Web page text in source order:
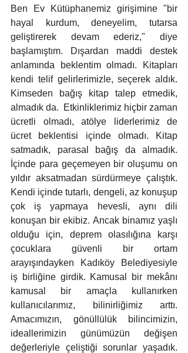
Ben Ev Kütüphanemiz girişimine "bir
hayal kurdum, deneyelim, tutarsa
geliştirerek devam ederiz," diye
başlamıştım. Dışardan maddi destek
anlamında beklentim olmadı. Kitapları
kendi telif gelirlerimizle, seçerek aldık.
Kimseden bağış kitap talep etmedik,
almadık da.  Etkinliklerimiz hiçbir zaman
ücretli olmadı, atölye liderlerimiz de
ücret beklentisi içinde olmadı. Kitap
satmadık, parasal bağış da almadık.
İçinde para geçemeyen bir oluşumu on
yıldır aksatmadan sürdürmeye çalıştık.
Kendi içinde tutarlı, dengeli, az konuşup
çok iş yapmaya hevesli, aynı dili
konuşan bir ekibiz. Ancak binamız yaşlı
olduğu için, deprem olasılığına karşı
çocuklara güvenli bir ortam
arayışındayken Kadıköy Belediyesiyle
iş birliğine girdik. Kamusal bir mekânı
kamusal bir amaçla kullanırken
kullanıcılarımız, bilinirliğimiz arttı.
Amacımızın, gönüllülük bilincimizin,
ideallerimizin günümüzün değişen
değerleriyle çeliştiği sorunlar yaşadık.